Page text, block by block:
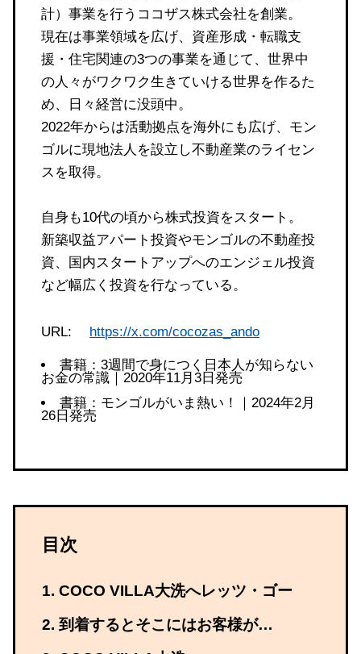
計）事業を行うココザス株式会社を創業。
現在は事業領域を広げ、資産形成・転職支
援・住宅関連の3つの事業を通じて、世界中
の人々がワクワク生きていける世界を作るた
め、日々経営に没頭中。
2022年からは活動拠点を海外にも広げ、モン
ゴルに現地法人を設立し不動産業のライセン
スを取得。
自身も10代の頃から株式投資をスタート。
新築収益アパート投資やモンゴルの不動産投
資、国内スタートアップへのエンジェル投資
など幅広く投資を行なっている。
URL: https://x.com/cocozas_ando
書籍：3週間で身につく日本人が知らない
お金の常識｜2020年11月3日発売
書籍：モンゴルがいま熱い！｜2024年2月
26日発売
目次
COCO VILLA大洗へレッツ・ゴー
到着するとそこにはお客様が…